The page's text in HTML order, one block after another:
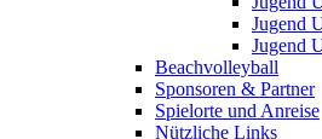
Jugend
Jugend
Beachvolleyball
Sponsoren & Partner
Spielorte und Anreise
Nützliche Links